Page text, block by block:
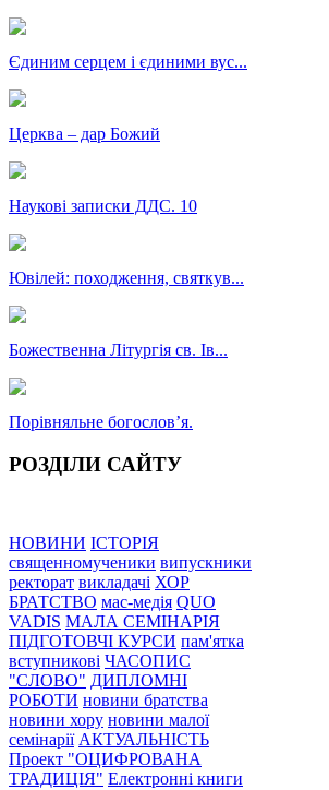
Єдиним серцем і єдиними вус...
Церква – дар Божий
Наукові записки ДДС. 10
Ювілей: походження, святкув...
Божественна Літургія св. Ів...
Порівняльне богословʼя.
РОЗДІЛИ САЙТУ
НОВИНИ ІСТОРІЯ
священномученики випускники
ректорат викладачі ХОР
БРАТСТВО мас-медія QUO
VADIS МАЛА СЕМІНАРІЯ
ПІДГОТОВЧІ КУРСИ пам'ятка
вступникові ЧАСОПИС
"СЛОВО" ДИПЛОМНІ
РОБОТИ новини братства
новини хору новини малої
семінарії АКТУАЛЬНІСТЬ
Проект "ОЦИФРОВАНА
ТРАДИЦІЯ" Електронні книги